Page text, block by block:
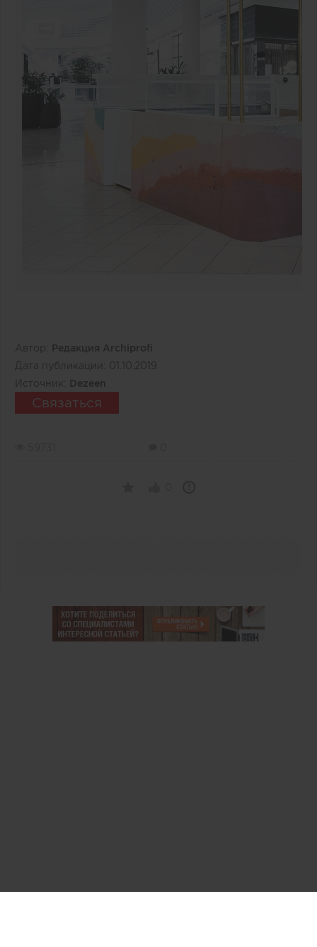
Автор:
Редакция Archiprofi
Дата публикации: 01.10.2019
Источник:
Dezeen
Связаться